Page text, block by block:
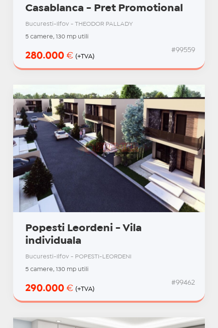
Casablanca - Pret Promotional
Bucuresti-Ilfov - THEODOR PALLADY
5 camere, 130 mp utili
280.000 € (+TVA)
#99559
Popesti Leordeni - Vila
individuala
Bucuresti-Ilfov - POPESTI-LEORDENI
5 camere, 130 mp utili
290.000 € (+TVA)
#99462